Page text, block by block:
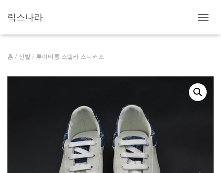
럭스나라
비
홈 / 신발 / 루이비통 스텔라 스니커즈